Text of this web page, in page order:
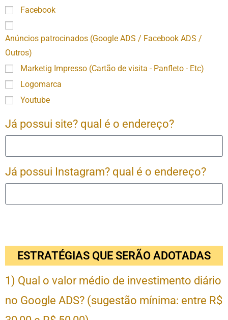
Facebook
Anúncios patrocinados (Google ADS / Facebook ADS /
Outros)
Marketig Impresso (Cartão de visita - Panfleto - Etc)
Logomarca
Youtube
Já possui site? qual é o endereço?
Já possui Instagram? qual é o endereço?
ESTRATÉGIAS QUE SERÃO ADOTADAS
1) Qual o valor médio de investimento diário
no Google ADS? (sugestão mínima: entre R$